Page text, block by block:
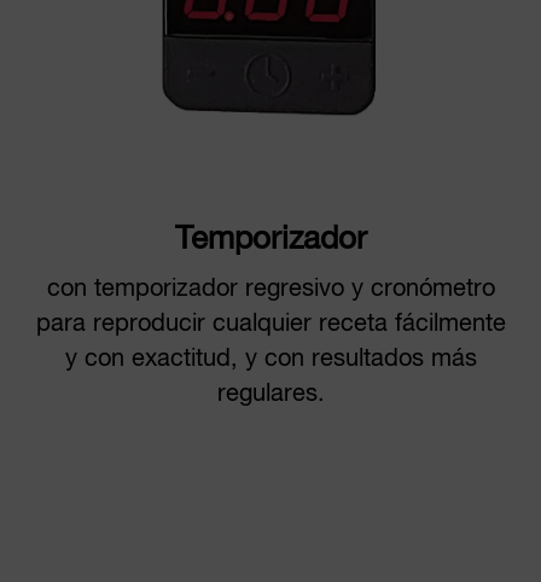
Temporizador
con temporizador regresivo y cronómetro
para reproducir cualquier receta fácilmente
y con exactitud, y con resultados más
regulares.